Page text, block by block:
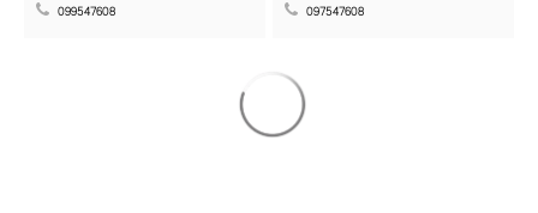
099547608 097547608